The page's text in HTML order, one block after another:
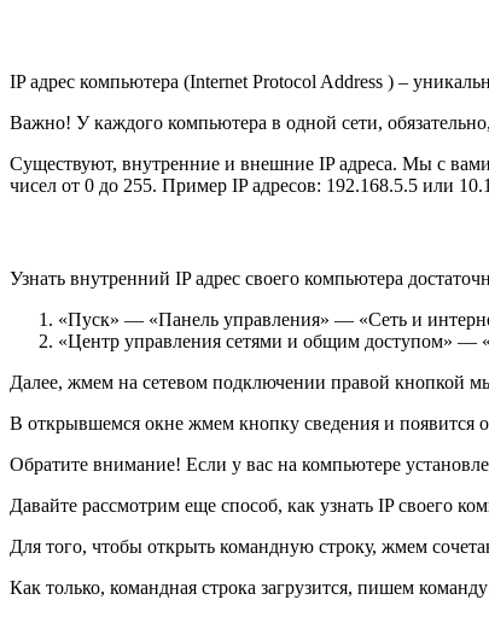
IP адрес компьютера (Internet Protocol Address ) –
Важно! У каждого компьютера в одной сети,
Существуют, внутренние и внешние IP адреса. Мы с
чисел от 0 до 255. Пример IP адресов: 192.168.5.5 или
Узнать внутренний IP адрес своего компьютера
«Пуск» — «Панель управления» — «Сеть и
«Центр управления сетями и общим доступом» —
Далее, жмем на сетевом подключении правой кнопкой
В открывшемся окне жмем кнопку сведения и появится
Обратите внимание! Если у вас на компьютере
Давайте рассмотрим еще способ, как узнать IP своего
Для того, чтобы открыть командную строку, жмем
Как только, командная строка загрузится, пишем